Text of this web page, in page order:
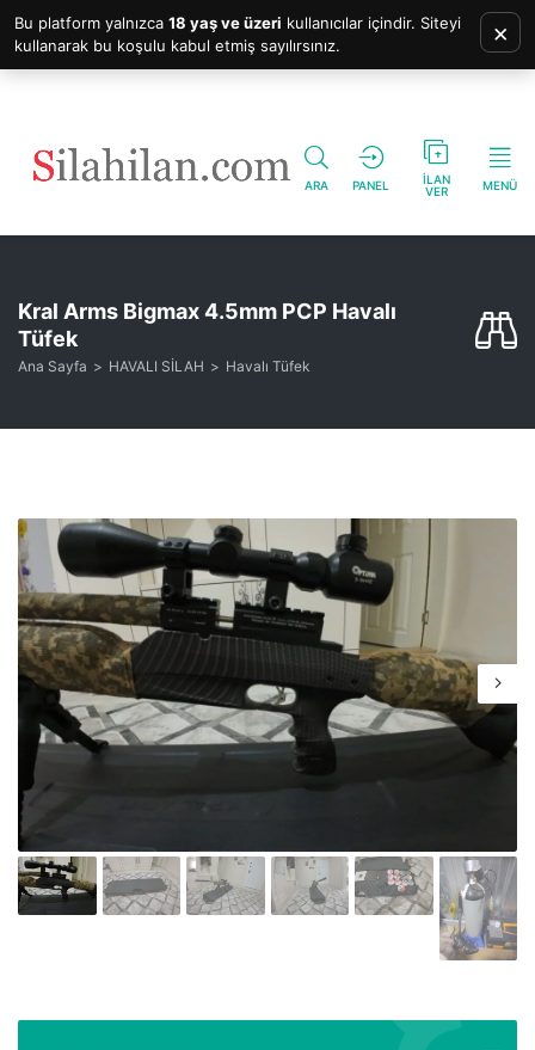
ARA PANEL
İLAN
VER
MENÜ
Kral Arms Bigmax 4.5mm PCP Havalı
Tüfek
Ana Sayfa HAVALI SİLAH Havalı Tüfek
Bu platform yalnızca 18 yaş ve üzeri kullanıcılar içindir. Siteyi
kullanarak bu koşulu kabul etmiş sayılırsınız.
×